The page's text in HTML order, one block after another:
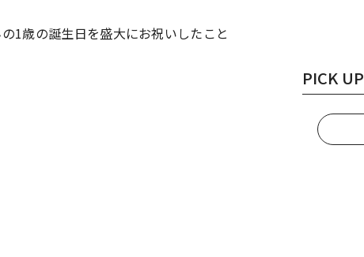
1歳の誕生日を盛大にお祝いしたこと
PICK UP